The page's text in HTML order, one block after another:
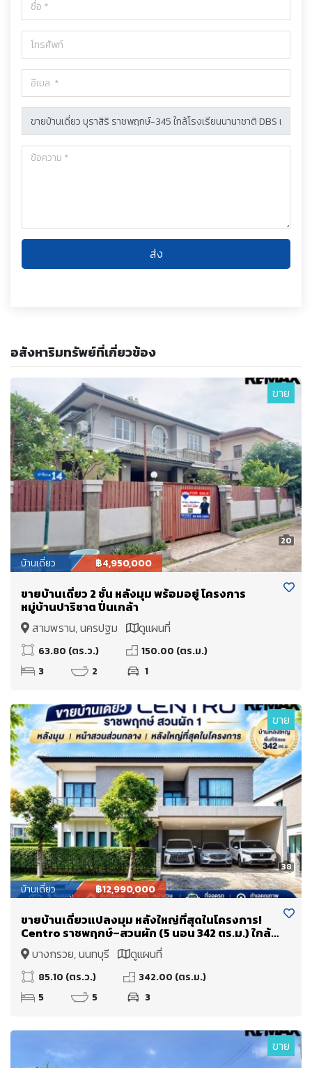
ส่ง
อสังหาริมทรัพย์ที่เกี่ยวข้อง
20
ขาย
บ้านเดี่ยว ฿4,950,000
ขายบ้านเดี่ยว 2 ชั้น หลังมุม พร้อมอยู่ โครงการ
หมู่บ้านปาริชาต ปิ่นเกล้า
สามพราน, นครปฐม
ดูแผนที่
63.80 (ตร.ว.)
150.00 (ตร.ม.)
3
2 1
38
ขาย
บ้านเดี่ยว ฿12,990,000
ขายบ้านเดี่ยวแปลงมุม หลังใหญ่ที่สุดในโครงการ!
Centro ราชพฤกษ์–สวนผัก (5 นอน 342 ตร.ม.) ใกล้
ทางด่วนศรีรัช แค่ 5 นาที
บางกรวย, นนทบุรี ดูแผนที่
85.10 (ตร.ว.)
342.00 (ตร.ม.)
5
5 3
ขาย